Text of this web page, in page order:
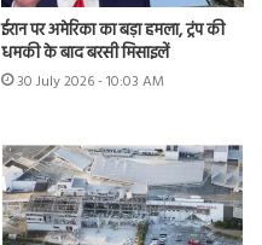
ईरान पर अमेरिका का बड़ा हमला, ट्रंप की
धमकी के बाद बरसी मिसाइलें
30 July 2026 - 10:03 AM